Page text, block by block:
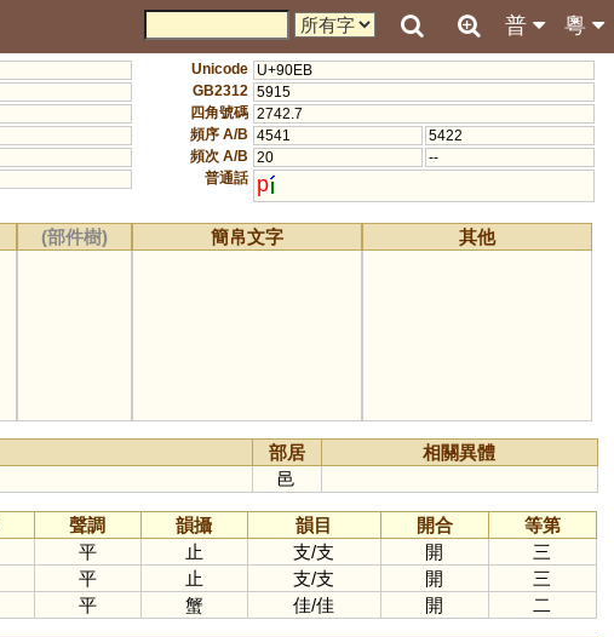
粵
普
Unicode U+90EB
GB2312 5915
四角號碼 2742.7
頻序 A/B 4541
5422
頻次 A/B 20
--
普通話 p
(部件樹) 簡帛文字 其他
部居
相關異體
邑
聲調 韻攝 韻目 開合
等第
平 止 支/支 開
三
平 止 支/支 開
三
平 蟹 佳/佳 開 二